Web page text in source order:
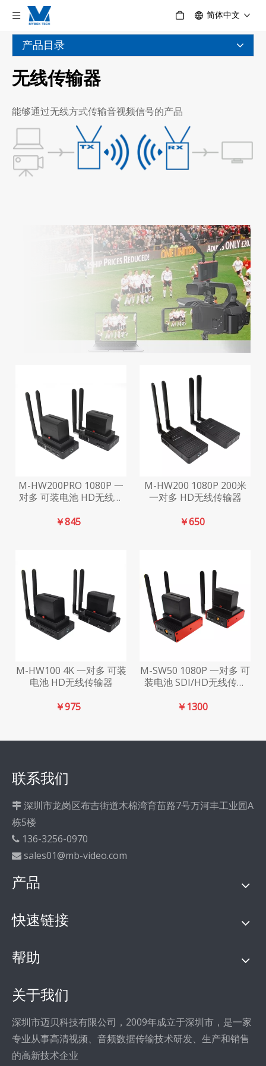
简体中文
产品目录
无线传输器
能够通过无线方式传输音视频信号的产品
M-HW200PRO 1080P 一
对多 可装电池 HD无线传
￥845
M-HW200 1080P 200米
一对多 HD无线传输器
￥650
M-HW100 4K 一对多 可装
电池 HD无线传输器
￥975
M-SW50 1080P 一对多 可
装电池 SDI/HD无线传输
￥1300
联系我们
 深圳市龙岗区布吉街道木棉湾育苗路7号万河丰工业园A
栋5楼
 136-3256-0970
 sales01@mb-video.com
产品
快速链接
帮助
关于我们
深圳市迈贝科技有限公司，2009年成立于深圳市，是一家
专业从事高清视频、音频数据传输技术研发、生产和销售
的高新技术企业